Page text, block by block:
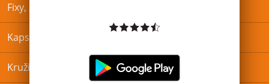
Fixy, zvýrazňovače a popisovače
Kapsáře a zástěrky na VV
Kružítka